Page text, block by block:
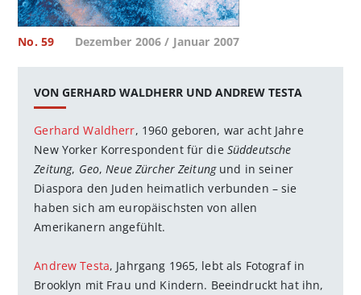
No. 59 Dezember 2006 / Januar 2007
VON GERHARD WALDHERR UND ANDREW TESTA
Gerhard Waldherr, 1960 geboren, war acht Jahre
New Yorker Korrespondent für die Süddeutsche
Zeitung, Geo, Neue Zürcher Zeitungund in seiner
Diaspora den Juden heimatlich verbunden – sie
haben sich am europäischsten von allen
Amerikanern angefühlt.
Andrew Testa, Jahrgang 1965, lebt als Fotograf in
Brooklyn mit Frau und Kindern. Beeindruckt hat ihn,